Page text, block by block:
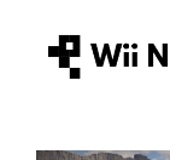
Inhalt
springen